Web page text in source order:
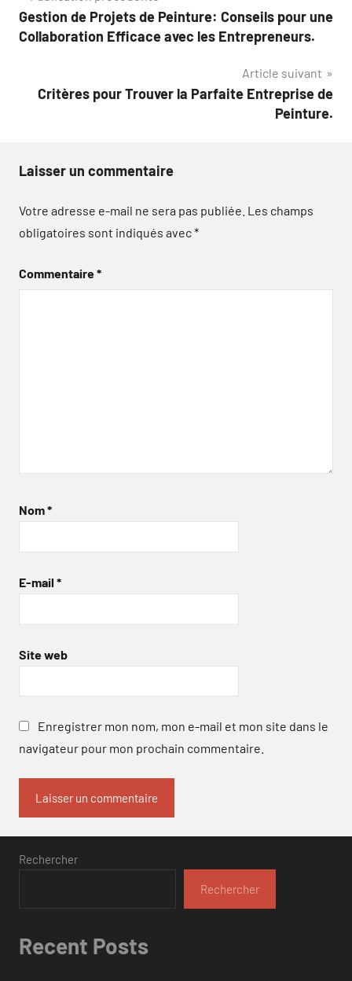
de
Gestion de Projets de Peinture: Conseils pour une
Collaboration Efficace avec les Entrepreneurs.
Article suivant
Critères pour Trouver la Parfaite Entreprise de
Peinture.
Laisser un commentaire
Votre adresse e-mail ne sera pas publiée. Les champs
obligatoires sont indiqués avec*
Commentaire*
Nom*
E-mail *
Site web
Enregistrer mon nom, mon e-mail et mon site dans le
navigateur pour mon prochain commentaire.
Rechercher
Rechercher
Recent Posts